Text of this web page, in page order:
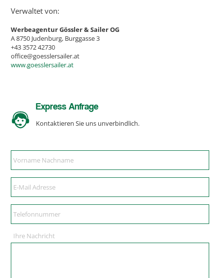
Verwaltet von:
Werbeagentur Gössler & Sailer OG
A 8750 Judenburg, Burggasse 3
+43 3572 42730
office@goesslersailer.at
www.goesslersailer.at
Express Anfrage
Kontaktieren Sie uns unverbindlich.
Ihre Nachricht